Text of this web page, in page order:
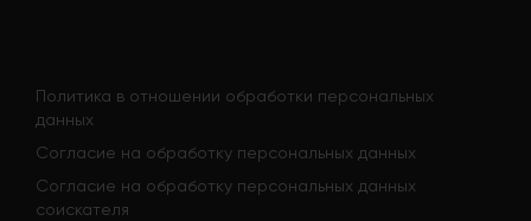
Политика в отношении обработки персональных
данных
Согласие на обработку персональных данных
Согласие на обработку персональных данных
соискателя